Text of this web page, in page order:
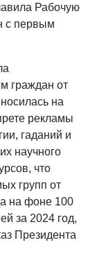
Рабочую
с первым
граждан от
на
рекламы
гаданий и
научного
что
групп от
на фоне 100
за 2024 год,
Президента